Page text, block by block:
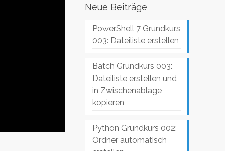
Neue Beiträge
PowerShell 7 Grundkurs
003: Dateiliste erstellen
Batch Grundkurs 003:
Dateiliste erstellen und
in Zwischenablage
kopieren
Python Grundkurs 002:
Ordner automatisch